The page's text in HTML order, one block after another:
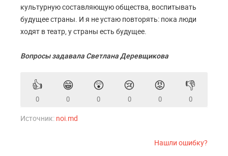
культурную составляющую общества, воспитывать
будущее страны. И я не устаю повторять: пока люди
ходят в театр, у страны есть будущее.
Вопросы задавала Светлана Деревщикова
👍
0
😁
0
😲
0
😢
0
😡
0
👎
0
Источник: noi.md
Нашли ошибку?